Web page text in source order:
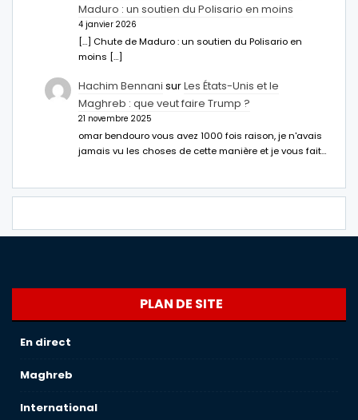
Maduro : un soutien du Polisario en moins
4 janvier 2026
[…] Chute de Maduro : un soutien du Polisario en
moins […]
Hachim Bennani surLes États-Unis et le
Maghreb : que veut faire Trump ?
21 novembre 2025
omar bendouro vous avez 1000 fois raison, je n'avais
jamais vu les choses de cette manière et je vous fait…
PLAN DE SITE
En direct
Maghreb
International